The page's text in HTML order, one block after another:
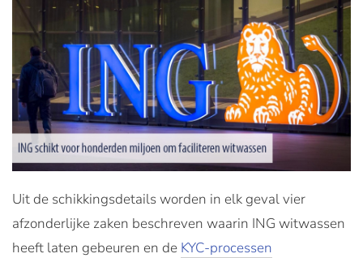
Uit de schikkingsdetails worden in elk geval vier
afzonderlijke zaken beschreven waarin ING witwassen
heeft laten gebeuren en de KYC-processen